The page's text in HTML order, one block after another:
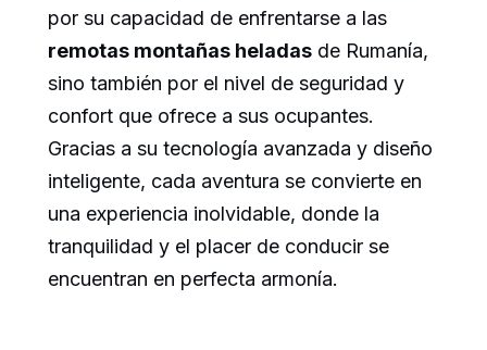
por su capacidad de enfrentarse a las
remotas montañas heladas de Rumanía,
sino también por el nivel de seguridad y
confort que ofrece a sus ocupantes.
Gracias a su tecnología avanzada y diseño
inteligente, cada aventura se convierte en
una experiencia inolvidable, donde la
tranquilidad y el placer de conducir se
encuentran en perfecta armonía.